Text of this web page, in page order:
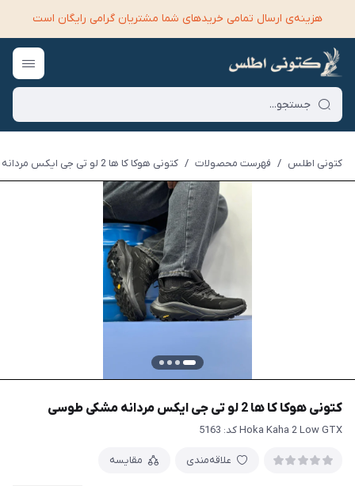
هزینه‌ی ارسال تمامی خرید‌های شما مشتریان گرامی رایگان است
کتونی اطلس / فهرست محصولات / کتونی هوکا کا ها 2 لو تی جی ایکس مردانه مشکی طوسی
کتونی هوکا کا ها 2 لو تی جی ایکس مردانه مشکی طوسی
Hoka Kaha 2 Low GTX کد: 5163
علاقه‌مندی مقایسه